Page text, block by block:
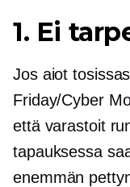
1. Ei
Jos aiot
Friday/Cyber
että varastoit
tapauksessa
enemmän